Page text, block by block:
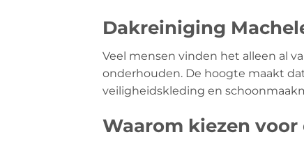
Dakreiniging
Veel mensen vinden het alleen al
onderhouden. De hoogte maakt
veiligheidskleding en
Waarom kiezen